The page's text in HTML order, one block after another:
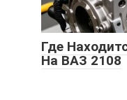
Где
На ВАЗ 2108